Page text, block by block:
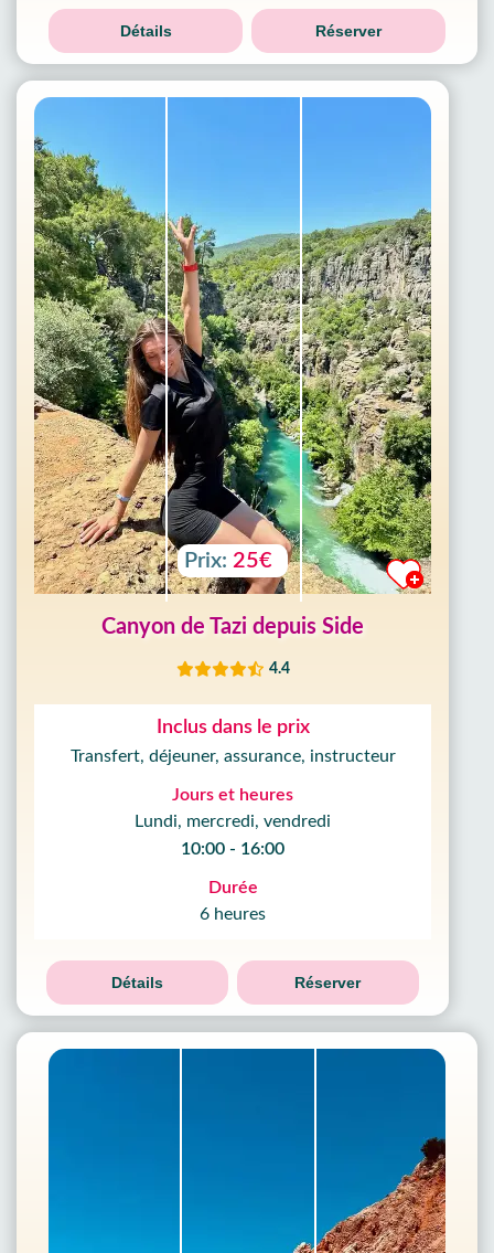
Détails Réserver
Prix: 25€
Canyon de Tazi depuis Side
4.4
Inclus dans le prix
Transfert, déjeuner, assurance, instructeur
Jours et heures
Lundi, mercredi, vendredi
10:00 - 16:00
Durée
6 heures
Détails Réserver